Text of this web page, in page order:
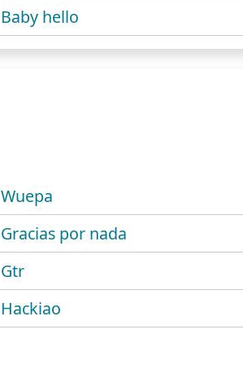
Baby hello
Wuepa
Gracias por nada
Gtr
Hackiao